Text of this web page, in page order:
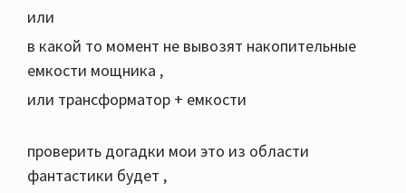
или
в какой то момент не вывозят накопительные
емкости мощника ,
или трансформатор + емкости
проверить догадки мои это из области
фантастики будет ,